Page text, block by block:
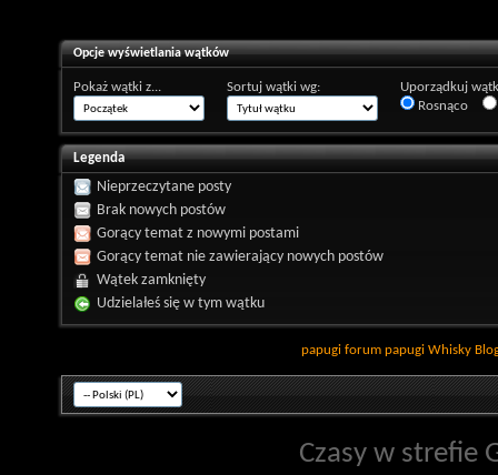
Opcje wyświetlania wątków
Pokaż wątki z... Sortuj wątki wg:
Uporządkuj
Rosnąco
Legenda
Nieprzeczytane posty
Brak nowych postów
Gorący temat z nowymi postami
Gorący temat nie zawierający nowych postów
Wątek zamknięty
Udzielałeś się w tym wątku
papugi forum papugi Whisky
Czasy w strefie